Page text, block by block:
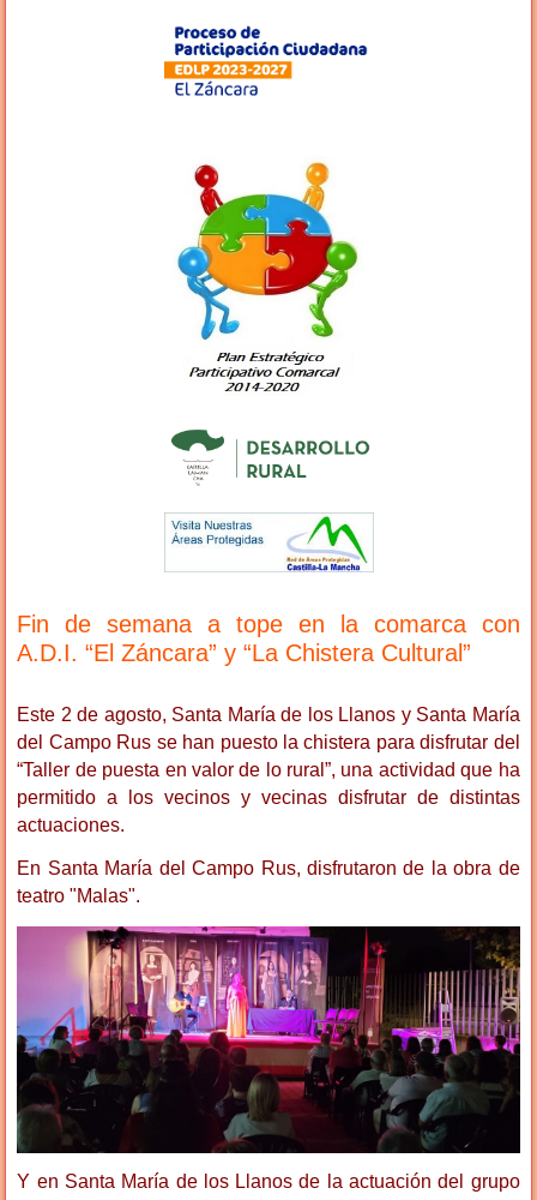
Fin de semana a tope en la comarca con
A.D.I. “El Záncara” y “La Chistera Cultural”
Este 2 de agosto, Santa María de los Llanos y Santa María
del Campo Rus se han puesto la chistera para disfrutar del
“Taller de puesta en valor de lo rural”, una actividad que ha
permitido a los vecinos y vecinas disfrutar de distintas
actuaciones.
En Santa María del Campo Rus, disfrutaron de la obra de
teatro "Malas".
Y en Santa María de los Llanos de la actuación del grupo